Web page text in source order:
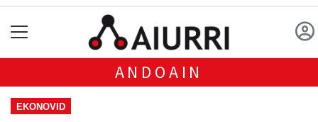
ANDOAIN
EKONOVID